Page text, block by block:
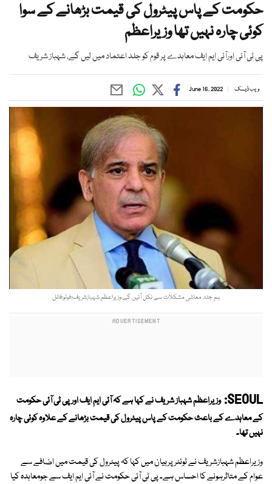
حکومت کے پاس پیٹرول کی قیمت بڑھانے کے سوا
کوئی چارہ نہیں تھا وزیراعظم
پی ٹی آئی اورآئی ایم ایف معاہدے پر قوم کو جلد اعتماد میں لیں گے، شہباز شریف
ویب ڈیسک June 16, 2022
ہم جلد معاشی مشکلات سے نکل آئیں گے،وزیراعظم شہبازشریف:فوٹو:فائل
SEOUL: وزیراعظم شہباز شریف نے کہا ہے کہ آئی ایم ایف اورپی ٹی آئی حکومت
کے معاہدے کے باعث حکومت کے پاس پیٹرول کی قیمت بڑھانے کے علاوہ کوئی چارہ
نہیں تھا۔
وزیراعظم شہبازشریف نے ٹوئٹرپربیان میں کہا کہ پیٹرول کی قیمت میں اضافے سے
عوام کے متاثرہونے کا احساس ہے۔ پی ٹی آئی حکومت نے آئی ایم ایف سے جومعاہدہ کیا